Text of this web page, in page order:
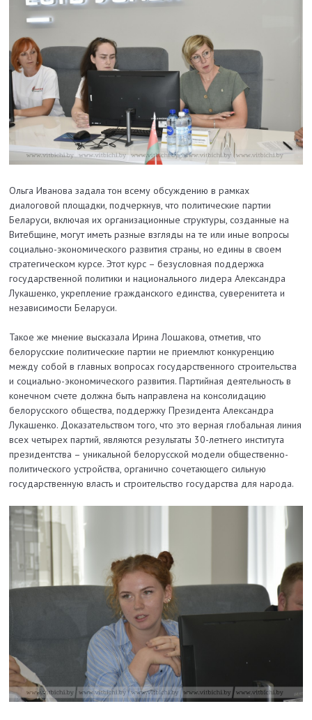
Ольга Иванова задала тон всему обсуждению в рамках
диалоговой площадки, подчеркнув, что политические партии
Беларуси, включая их организационные структуры, созданные на
Витебщине, могут иметь разные взгляды на те или иные вопросы
социально-экономического развития страны, но едины в своем
стратегическом курсе. Этот курс – безусловная поддержка
государственной политики и национального лидера Александра
Лукашенко, укрепление гражданского единства, суверенитета и
независимости Беларуси.
Такое же мнение высказала Ирина Лошакова, отметив, что
белорусские политические партии не приемлют конкуренцию
между собой в главных вопросах государственного строительства
и социально-экономического развития. Партийная деятельность в
конечном счете должна быть направлена на консолидацию
белорусского общества, поддержку Президента Александра
Лукашенко. Доказательством того, что это верная глобальная линия
всех четырех партий, являются результаты 30-летнего института
президентства – уникальной белорусской модели общественно-
политического устройства, органично сочетающего сильную
государственную власть и строительство государства для народа.